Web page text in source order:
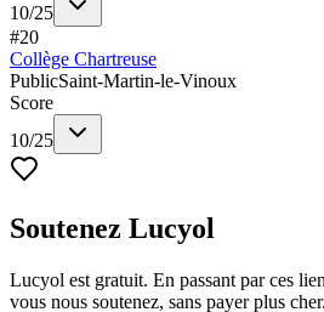
10/25
#20
Collège Chartreuse
PublicSaint-Martin-le-Vinoux
Score
10/25
Soutenez Lucyol
Lucyol est gratuit. En passant par ces
vous nous soutenez, sans payer plus cher.